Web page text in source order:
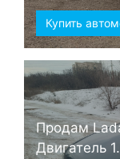
Купить
Продам
Двигатель